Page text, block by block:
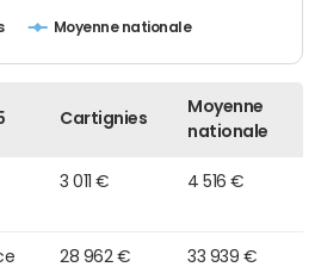
Moyenne nationale
Cartignies
Moyenne
nationale
3 011 € 4 516 €
28 962 € 33 939 €